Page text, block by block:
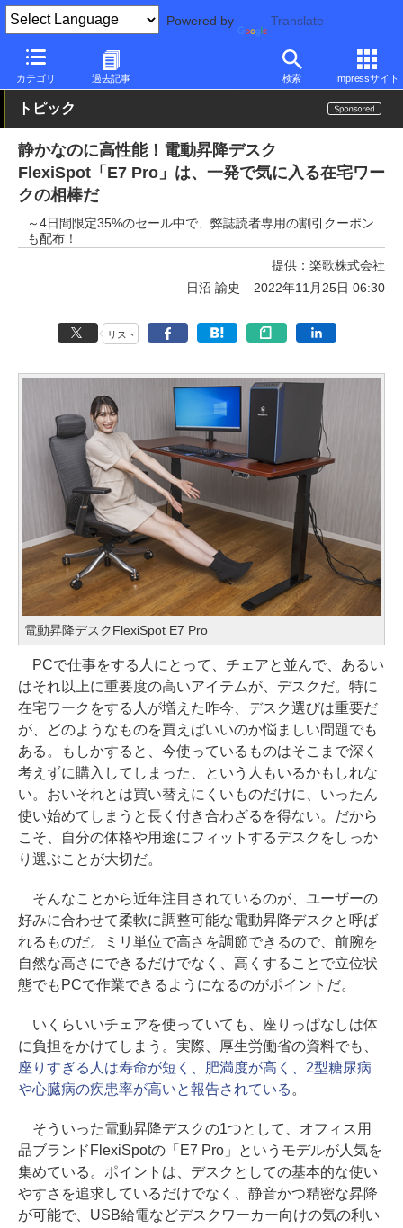
Powered by Translate
カテゴリ 過去記事 検索 Impressサイト
PC Watch 半導体/周辺機器
トピック
静かなのに高性能！電動昇降デスク
FlexiSpot「E7 Pro」は、一発で気に入る在宅ワー
クの相棒だ
～4日間限定35%のセール中で、弊誌読者専用の割引クーポン
も配布！
提供：楽歌株式会社
日沼 諭史
2022年11月25日 06:30
リスト
電動昇降デスクFlexiSpot E7 Pro
PCで仕事をする人にとって、チェアと並んで、あるい
はそれ以上に重要度の高いアイテムが、デスクだ。特に
在宅ワークをする人が増えた昨今、デスク選びは重要だ
が、どのようなものを買えばいいのか悩ましい問題でも
ある。もしかすると、今使っているものはそこまで深く
考えずに購入してしまった、という人もいるかもしれな
い。おいそれとは買い替えにくいものだけに、いったん
使い始めてしまうと長く付き合わざるを得ない。だから
こそ、自分の体格や用途にフィットするデスクをしっか
り選ぶことが大切だ。
そんなことから近年注目されているのが、ユーザーの
好みに合わせて柔軟に調整可能な電動昇降デスクと呼ば
れるものだ。ミリ単位で高さを調節できるので、前腕を
自然な高さにできるだけでなく、高くすることで立位状
態でもPCで作業できるようになるのがポイントだ。
いくらいいチェアを使っていても、座りっぱなしは体
に負担をかけてしまう。実際、厚生労働省の資料でも、
座りすぎる人は寿命が短く、肥満度が高く、2型糖尿病
や心臓病の疾患率が高いと報告されている 。
そういった電動昇降デスクの1つとして、オフィス用
品ブランドFlexiSpotの「E7 Pro」というモデルが人気を
集めている。ポイントは、デスクとしての基本的な使い
やすさを追求しているだけでなく、静音かつ精密な昇降
が可能で、USB給電などデスクワーカー向けの気の利い